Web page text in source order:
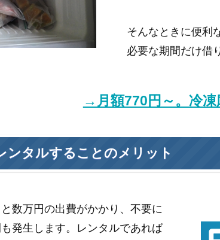
そんなときに便利
必要な期間だけ借
→月額770円～。冷
ンタルすることのメリット
数万円の出費がかかり、不要に
発生します。レンタルであれば